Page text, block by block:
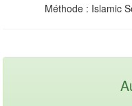
Méthode : Islamic